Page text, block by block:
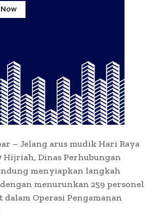
– Jelang arus mudik Hari Raya
Hijriah, Dinas Perhubungan
menyiapkan langkah
menurunkan 259 personel
Operasi Pengamanan